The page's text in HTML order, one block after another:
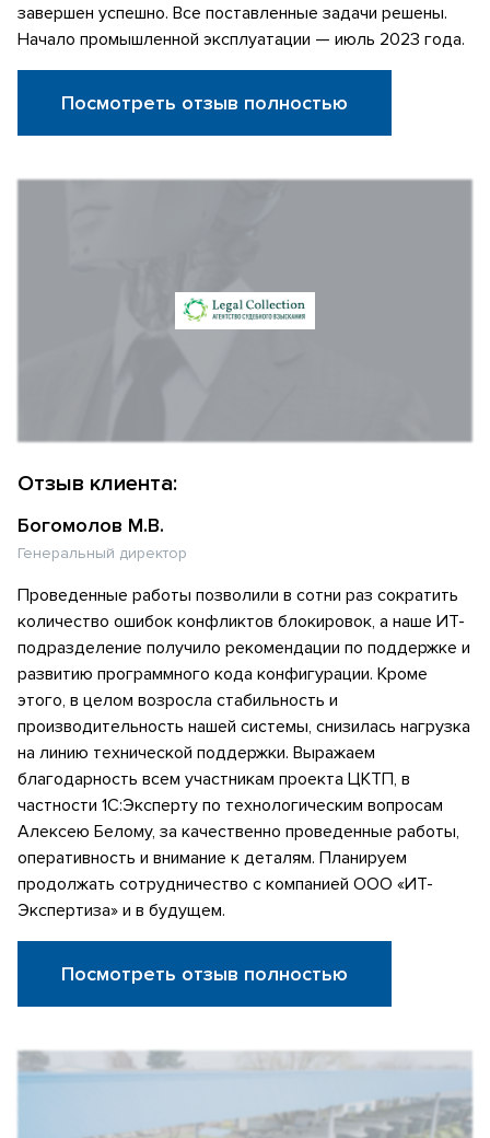
завершен успешно. Все поставленные задачи решены.
Начало промышленной эксплуатации — июль 2023 года.
Посмотреть отзыв полностью
Отзыв клиента:
Богомолов М.В.
Генеральный директор
Проведенные работы позволили в сотни раз сократить
количество ошибок конфликтов блокировок, а наше ИТ-
подразделение получило рекомендации по поддержке и
развитию программного кода конфигурации. Кроме
этого, в целом возросла стабильность и
производительность нашей системы, снизилась нагрузка
на линию технической поддержки. Выражаем
благодарность всем участникам проекта ЦКТП, в
частности 1С:Эксперту по технологическим вопросам
Алексею Белому, за качественно проведенные работы,
оперативность и внимание к деталям. Планируем
продолжать сотрудничество с компанией ООО «ИТ-
Экспертиза» и в будущем.
Посмотреть отзыв полностью